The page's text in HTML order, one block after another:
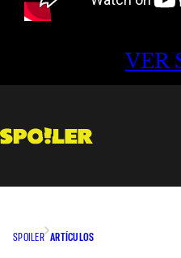
VER
SPOILER ARTÍCULOS